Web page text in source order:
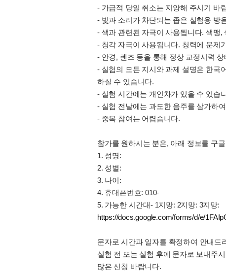
- 가급적 당일 취소는 지양해 주시기 바
- 빛과 소리가 차단되는 좁은 실험용 방
- 색과 관련된 자극이 사용됩니다. 색맹
- 청각 자극이 사용됩니다. 청력에 문제
- 안경, 렌즈 등을 통해 정상 교정시력
- 실험의 모든 지시와 과제 설명은 한국
하실 수 있습니다.
- 실험 시간에는 개인차가 있을 수 있습
- 실험 전날에는 과도한 음주를 삼가하
- 중복 참여는 어렵습니다.
참가를 원하시는 분은, 아래 정보를 구
1. 성명:
2. 성별:
3. 나이:
4. 휴대폰번호: 010-
5. 가능한 시간대- 1지망: 2지망: 3지망:
https://docs.google.com/forms/d/e/
문자로 시간과 일자를 확정하여 안내드
실험 전 또는 실험 후에 문자로 보내주
많은 신청 바랍니다.